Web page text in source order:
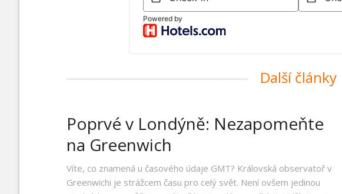
Další články
Poprvé v Londýně: Nezapomeňte
na Greenwich
Víte, co znamená u časového údaje GMT? Královská observatoř v
Greenwichi je strážcem času pro celý svět. Není ovšem jedinou